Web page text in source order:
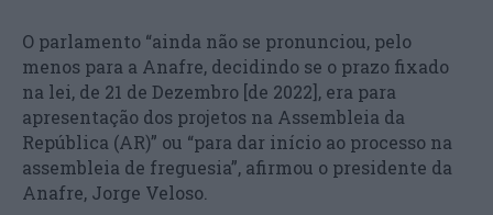
O parlamento “ainda não se pronunciou, pelo
menos para a Anafre, decidindo se o prazo fixado
na lei, de 21 de Dezembro [de 2022], era para
apresentação dos projetos na Assembleia da
República (AR)” ou “para dar início ao processo na
assembleia de freguesia”, afirmou o presidente da
Anafre, Jorge Veloso.